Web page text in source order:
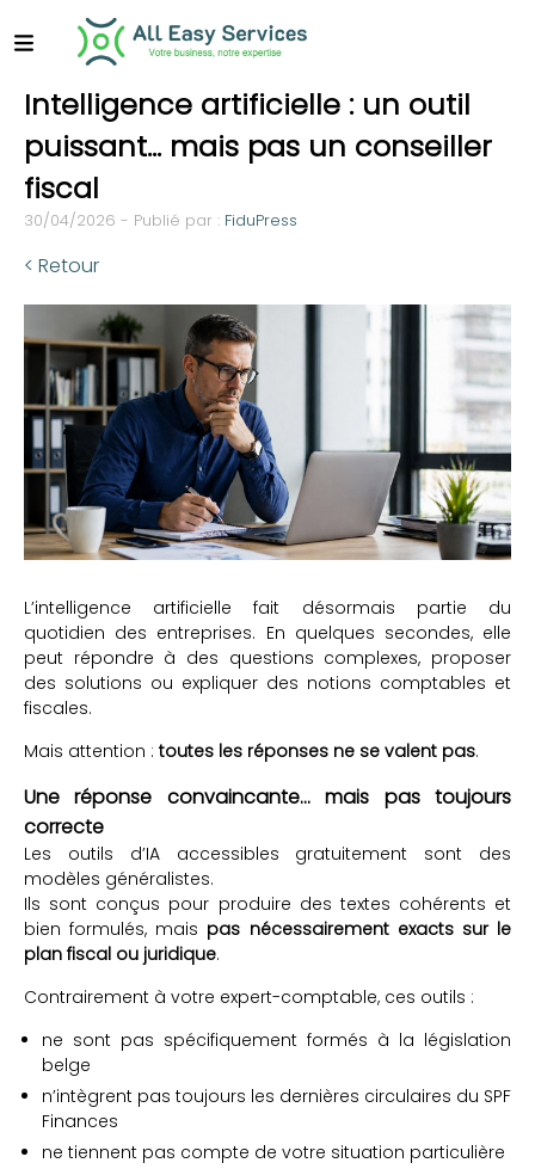
Intelligence artificielle : un outil
puissant… mais pas un conseiller
fiscal
30/04/2026 - Publié par : FiduPress
< Retour
L’intelligence artificielle fait désormais partie du
quotidien des entreprises. En quelques secondes, elle
peut répondre à des questions complexes, proposer
des solutions ou expliquer des notions comptables et
fiscales.
Mais attention : toutes les réponses ne se valent pas.
Une réponse convaincante… mais pas toujours
correcte
Les outils d’IA accessibles gratuitement sont des
modèles généralistes.
Ils sont conçus pour produire des textes cohérents et
bien formulés, mais pas nécessairement exacts sur le
plan fiscal ou juridique.
Contrairement à votre expert-comptable, ces outils :
ne sont pas spécifiquement formés à la législation
belge
n’intègrent pas toujours les dernières circulaires du SPF
Finances
ne tiennent pas compte de votre situation particulière